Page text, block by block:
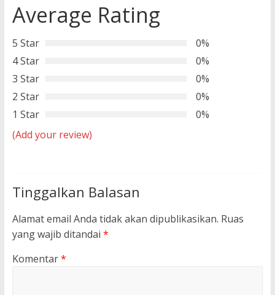
Average Rating
5 Star
0%
4 Star
0%
3 Star
0%
2 Star
0%
1 Star
0%
(Add your review)
Tinggalkan Balasan
Alamat email Anda tidak akan dipublikasikan. Ruas
yang wajib ditandai *
Komentar*